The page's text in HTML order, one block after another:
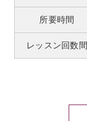
所要時間
レッスン回数間